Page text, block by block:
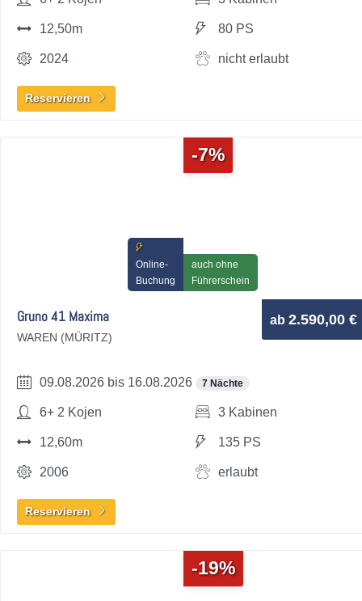
12,50m 80 PS
2024 nicht erlaubt
Reservieren
-7%
auch ohne
Führerschein
Online-
Buchung
Gruno 41 Maxima
WAREN (MÜRITZ)
ab 2.590,00 €
09.08.2026 bis 16.08.2026 7 Nächte
6+ 2 Kojen 3 Kabinen
12,60m 135 PS
2006 erlaubt
Reservieren
-19%